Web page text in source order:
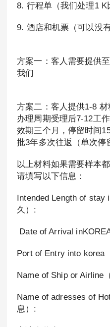
8. 行程单（我们处理1 K
9. 酒店和机票（可以没有
方案一：客人需要提供
我们
方案二：客人提供1-8 材
办理周期受理后7-12工
效期三个月，停留时间
批3年多次往返（单次停
以上材料如果需要样本
请填写以下信息：
Intended Length of stay
久）:
Date of Arrival
Port of Entry into korea
Name of Ship or Airline
Name of adresses of
息）: